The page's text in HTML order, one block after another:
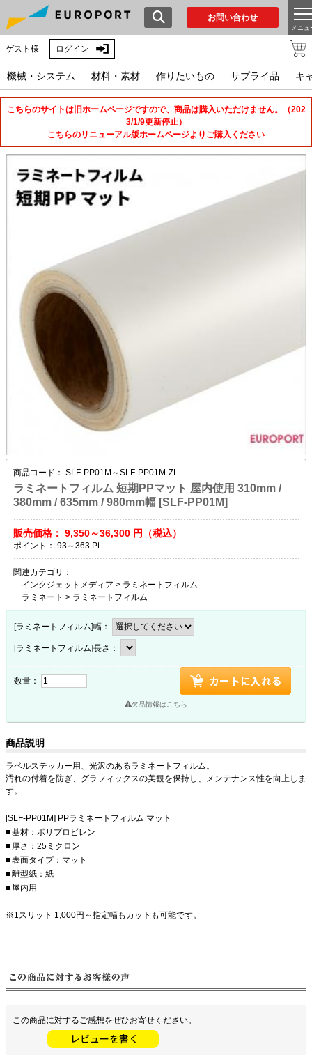
お問い合わせ
メニュ
ゲスト様 ログイン
機械・システム 材料・素材 作りたいもの サプライ品 キ
こちらのサイトは旧ホームページですので、商品は購入いただけません。（202
3/1/9更新停止）
こちらのリニューアル版ホームページよりご購入ください
商品コード： SLF-PP01M～SLF-PP01M-ZL
ラミネートフィルム 短期PPマット 屋内使用 310mm /
380mm / 635mm / 980mm幅 [SLF-PP01M]
販売価格： 9,350～36,300 円（税込）
ポイント： 93～363 Pt
関連カテゴリ：
インクジェットメディア > ラミネートフィルム
ラミネート > ラミネートフィルム
[ラミネートフィルム]幅：
[ラミネートフィルム]長さ：
数量：
欠品情報はこちら
商品説明
ラベルステッカー用、光沢のあるラミネートフィルム。
汚れの付着を防ぎ、グラフィックスの美観を保持し、メンテナンス性を向上しま
す。
[SLF-PP01M] PPラミネートフィルム マット
基材：ポリプロビレン
厚さ：25ミクロン
表面タイプ：マット
離型紙：紙
屋内用
1スリット 1,000円～指定幅もカットも可能です。
この商品に対するご感想をぜひお寄せください。